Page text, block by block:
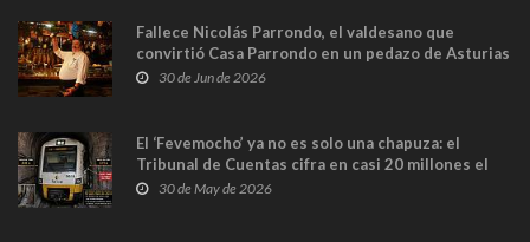
Fallece Nicolás Parrondo, el valdesano que
convirtió Casa Parrondo en un pedazo de Asturias
en Madrid
30 de Jun de 2026
El ‘Fevemocho’ ya no es solo una chapuza: el
Tribunal de Cuentas cifra en casi 20 millones el
sobrecoste de los trenes que no cabían por los
30 de May de 2026